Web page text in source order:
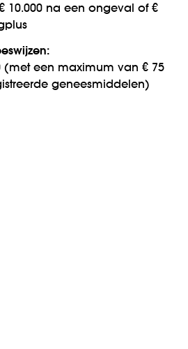
10.000 na een ongeval of €
(met een maximum van € 75
genees­middelen)